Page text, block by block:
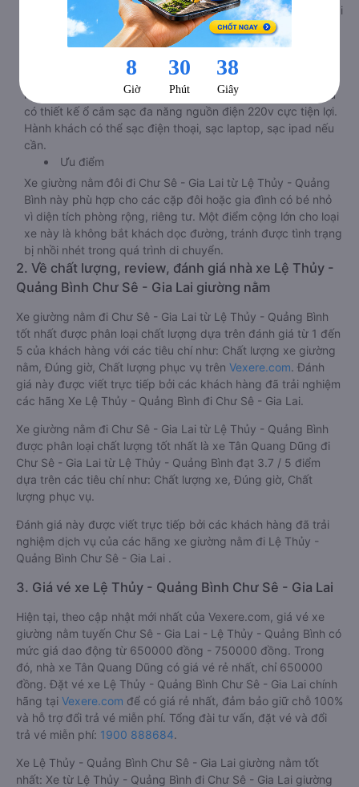
bị hiện đại nhằm đảm bảo cho quý khách hàng có những trải
nghiệm thoải mái nhất trong suốt chuyến đi.
Tivi ốp trần nét cứng, đầu HD tích hợp nhiều chương trình
giải trí hấp dẫn. Trong phòng có tai nghe, có đèn đọc sách
nhiều chế độ sáng, wifi tốc độ cao. Tại mỗi giường nằm đều
có thiết kế ổ cắm sạc đa năng nguồn điện 220v cực tiện lợi.
Hành khách có thể sạc điện thoại, sạc laptop, sạc ipad nếu
cần.
Ưu điểm
Xe giường nằm đôi đi Chư Sê - Gia Lai từ Lệ Thủy - Quảng
Bình này phù hợp cho các cặp đôi hoặc gia đình có bé nhỏ
vì diện tích phòng rộng, riêng tư. Một điểm cộng lớn cho loại
xe này là không bắt khách dọc đường, tránh được tình trạng
bị nhồi nhét trong quá trình di chuyển.
2. Về chất lượng, review, đánh giá nhà xe Lệ Thủy -
Quảng Bình Chư Sê - Gia Lai giường nằm
Xe giường nằm đi Chư Sê - Gia Lai từ Lệ Thủy - Quảng Bình
tốt nhất được phân loại chất lượng dựa trên đánh giá từ 1 đến
5 của khách hàng với các tiêu chí như: Chất lượng xe giường
nằm, Đúng giờ, Chất lượng phục vụ trên Vexere.com. Đánh
giá này được viết trực tiếp bởi các khách hàng đã trải nghiệm
các hãng Xe Lệ Thủy - Quảng Bình đi Chư Sê - Gia Lai.
Xe giường nằm đi Chư Sê - Gia Lai từ Lệ Thủy - Quảng Bình
được phân loại chất lượng tốt nhất là xe Tân Quang Dũng đi
Chư Sê - Gia Lai từ Lệ Thủy - Quảng Bình đạt 3.7 / 5 điểm
dựa trên các tiêu chí như: Chất lượng xe, Đúng giờ, Chất
lượng phục vụ.
Đánh giá này được viết trực tiếp bởi các khách hàng đã trải
nghiệm dịch vụ của các hãng xe giường nằm đi Lệ Thủy -
Quảng Bình Chư Sê - Gia Lai .
3. Giá vé xe Lệ Thủy - Quảng Bình Chư Sê - Gia Lai
Hiện tại, theo cập nhật mới nhất của Vexere.com, giá vé xe
giường nằm tuyến Chư Sê - Gia Lai - Lệ Thủy - Quảng Bình có
mức giá dao động từ 650000 đồng - 750000 đồng. Trong
đó, nhà xe Tân Quang Dũng có giá vé rẻ nhất, chỉ 650000
đồng. Đặt vé xe Lệ Thủy - Quảng Bình Chư Sê - Gia Lai chính
hãng tại Vexere.com để có giá rẻ nhất, đảm bảo giữ chỗ 100%
và hỗ trợ đổi trả vé miễn phí. Tổng đài tư vấn, đặt vé và đổi
trả vé miễn phí: 1900 888684.
Xe Lệ Thủy - Quảng Bình Chư Sê - Gia Lai giường nằm tốt
nhất: Xe từ Lệ Thủy - Quảng Bình đi Chư Sê - Gia Lai giường